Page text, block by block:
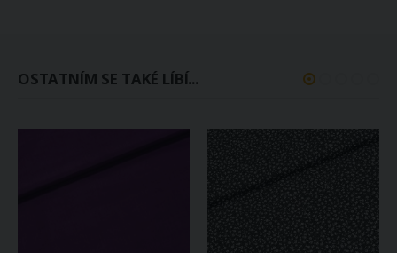
OSTATNÍM SE TAKÉ LÍBÍ...